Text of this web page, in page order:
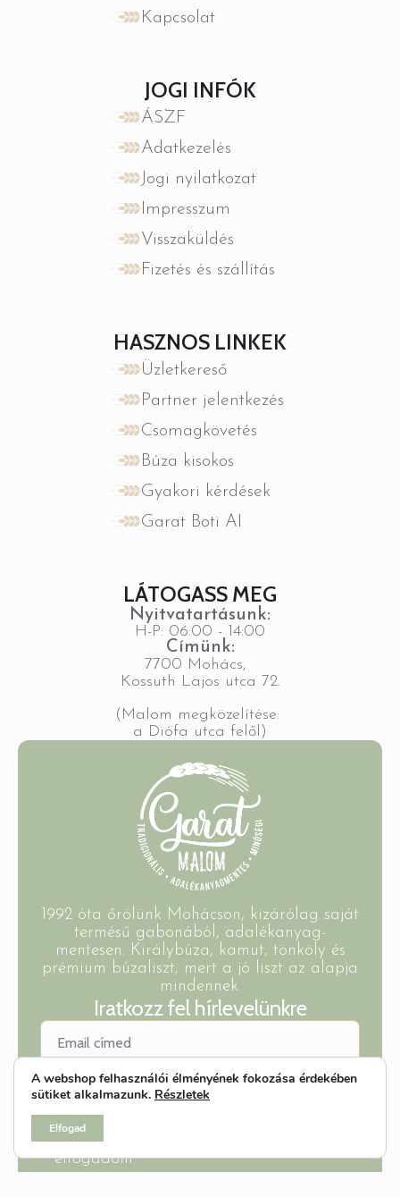
Kapcsolat
JOGI INFÓK
ÁSZF
Adatkezelés
Jogi nyilatkozat
Impresszum
Visszaküldés
Fizetés és szállítás
HASZNOS LINKEK
Üzletkereső
Partner jelentkezés
Csomagkövetés
Búza kisokos
Gyakori kérdések
Garat Boti AI
LÁTOGASS MEG
Nyitvatartásunk:
H-P: 06:00 - 14:00
Címünk:
7700 Mohács,
Kossuth Lajos utca 72.
(Malom megközelítése:
a Diófa utca felől)
1992 óta őrölünk Mohácson, kizárólag saját
termésű gabonából, adalékanyag-
mentesen. Királybúza, kamut, tönköly és
prémium búzaliszt, mert a jó liszt az alapja
mindennek.
Iratkozz fel hírlevelünkre
Azadatkezelési tájékoztatót
elfogadom.
Feliratkozom
A webshop felhasználói élményének fokozása érdekében
sütiket alkalmazunk. Részletek
Elfogad